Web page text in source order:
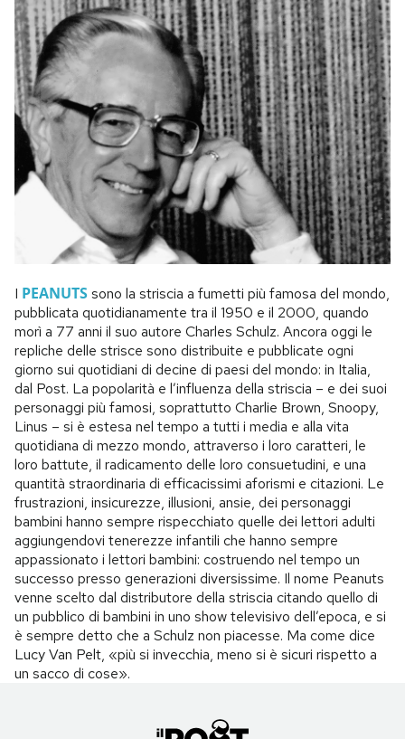
I PEANUTSsono la striscia a fumetti più famosa del mondo,
pubblicata quotidianamente tra il 1950 e il 2000, quando
morì a 77 anni il suo autore Charles Schulz. Ancora oggi le
repliche delle strisce sono distribuite e pubblicate ogni
giorno sui quotidiani di decine di paesi del mondo: in Italia,
dal Post. La popolarità e l’influenza della striscia – e dei suoi
personaggi più famosi, soprattutto Charlie Brown, Snoopy,
Linus – si è estesa nel tempo a tutti i media e alla vita
quotidiana di mezzo mondo, attraverso i loro caratteri, le
loro battute, il radicamento delle loro consuetudini, e una
quantità straordinaria di efficacissimi aforismi e citazioni. Le
frustrazioni, insicurezze, illusioni, ansie, dei personaggi
bambini hanno sempre rispecchiato quelle dei lettori adulti
aggiungendovi tenerezze infantili che hanno sempre
appassionato i lettori bambini: costruendo nel tempo un
successo presso generazioni diversissime. Il nome Peanuts
venne scelto dal distributore della striscia citando quello di
un pubblico di bambini in uno show televisivo dell’epoca, e si
è sempre detto che a Schulz non piacesse. Ma come dice
Lucy Van Pelt, «più si invecchia, meno si è sicuri rispetto a
un sacco di cose».